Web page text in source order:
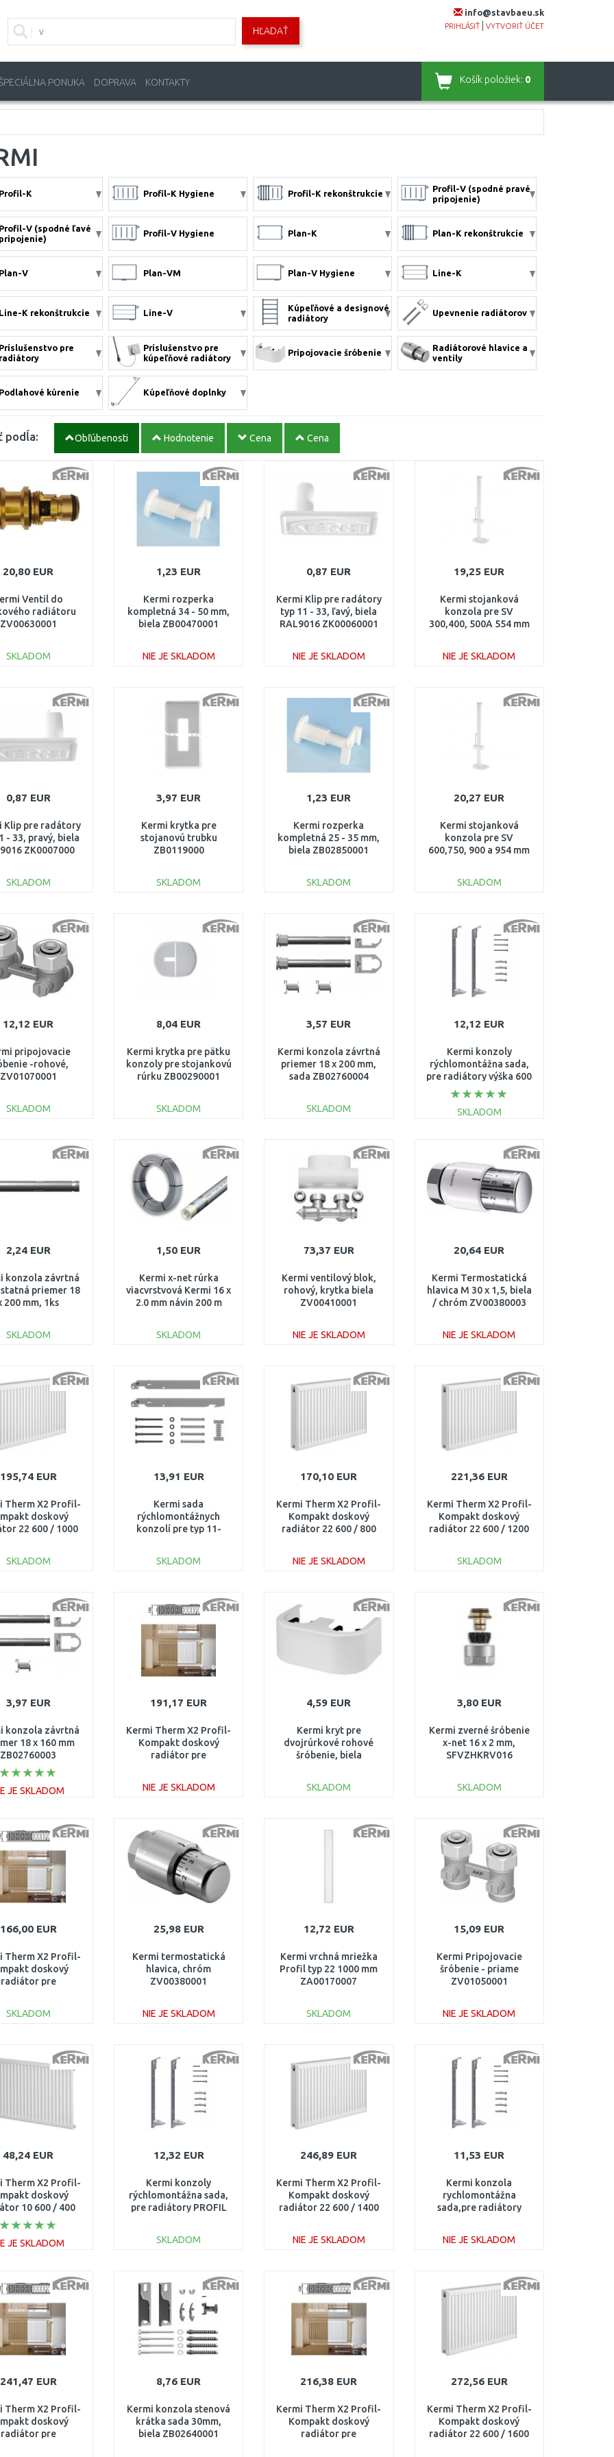
info@stavbaeu.sk
PRIHLÁSIŤ VYTVORIŤ ÚČET
HĽADAŤ
ŠPECIÁLNA PONUKA DOPRAVA KONTAKTY Košík položiek: 0
Profil-K Profil-K Hygiene Profil-K rekonštrukcie
Profil-V (spodné pravé
pripojenie)
Profil-V (spodné ľavé
pripojenie)
Profil-V Hygiene Plan-K Plan-K rekonštrukcie
Plan-V Plan-VM Plan-V Hygiene Line-K
Line-K rekonštrukcie Line-V
Kúpeľňové a designové
radiátory
Upevnenie radiátorov
Príslušenstvo pre
radiátory
Príslušenstvo pre
kúpeľňové radiátory
Pripojovacie šróbenie
Radiátorové hlavice a
ventily
Podlahové kúrenie Kúpeľňové doplnky
podĺa: Obľúbenosti Hodnotenie Cena Cena
20,80 EUR
Ventil do
radiátoru
ZV00630001
SKLADOM
Porovnať
1,23 EUR
Kermi rozperka
kompletná 34 - 50 mm,
biela ZB00470001
NIE JE SKLADOM
0,87 EUR
Kermi Klip pre radátory
typ 11 - 33, ľavý, biela
RAL9016 ZK00060001
NIE JE SKLADOM
Porovnať
19,25 EUR
Kermi stojanková
konzola pre SV
300,400, 500A 554 mm
NIE JE SKLADOM
0,87 EUR
Klip pre radátory
- 33, pravý, biela
ZK0007000
SKLADOM
Porovnať
3,97 EUR
Kermi krytka pre
stojanovú trubku
ZB0119000
SKLADOM
1,23 EUR
Kermi rozperka
kompletná 25 - 35 mm,
biela ZB02850001
SKLADOM
Porovnať
20,27 EUR
Kermi stojanková
konzola pre SV
600,750, 900 a 954 mm
SKLADOM
Porovnať
12,12 EUR
pripojovacie
-rohové,
ZV01070001
SKLADOM
8,04 EUR
Kermi krytka pre pätku
konzoly pre stojankovú
rúrku ZB00290001
SKLADOM
Porovnať
3,57 EUR
Kermi konzola závrtná
priemer 18 x 200 mm,
sada ZB02760004
SKLADOM
12,12 EUR
Kermi konzoly
rýchlomontážna sada,
pre radiátory výška 600
mm Typ 12, 22
ZB02970005
SKLADOM
Porovnať
2,24 EUR
konzola závrtná
priemer 18
200 mm, 1ks
SKLADOM
Porovnať
1,50 EUR
Kermi x-net rúrka
viacvrstvová Kermi 16 x
2.0 mm návin 200 m
SKLADOM
Porovnať
73,37 EUR
Kermi ventilový blok,
rohový, krytka biela
ZV00410001
NIE JE SKLADOM
Porovnať
20,64 EUR
Kermi Termostatická
hlavica M 30 x 1,5, biela
/ chróm ZV00380003
NIE JE SKLADOM
Porovnať
195,74 EUR
Therm X2 Profil-
doskový
22 600 / 1000
SKLADOM
Porovnať
13,91 EUR
Kermi sada
rýchlomontážnych
konzolí pre typ 11-
SKLADOM
Porovnať
170,10 EUR
Kermi Therm X2 Profil-
Kompakt doskový
radiátor 22 600 / 800
NIE JE SKLADOM
Porovnať
221,36 EUR
Kermi Therm X2 Profil-
Kompakt doskový
radiátor 22 600 / 1200
SKLADOM
Porovnať
3,97 EUR
konzola závrtná
18 x 160 mm
ZB02760003
JE SKLADOM
Porovnať
191,17 EUR
Kermi Therm X2 Profil-
Kompakt doskový
radiátor pre
NIE JE SKLADOM
Porovnať
4,59 EUR
Kermi kryt pre
dvojrúrkové rohové
šróbenie, biela
SKLADOM
3,80 EUR
Kermi zverné šróbenie
x-net 16 x 2 mm,
SFVZHKRV016
SKLADOM
Porovnať
166,00 EUR
Therm X2 Profil-
doskový
radiátor pre
SKLADOM
Porovnať
25,98 EUR
Kermi termostatická
hlavica, chróm
ZV00380001
NIE JE SKLADOM
Porovnať
12,72 EUR
Kermi vrchná mriežka
Profil typ 22 1000 mm
ZA00170007
SKLADOM
Porovnať
15,09 EUR
Kermi Pripojovacie
šróbenie - priame
ZV01050001
NIE JE SKLADOM
Porovnať
48,24 EUR
Therm X2 Profil-
doskový
10 600 / 400
FK0100604
JE SKLADOM
Porovnať
12,32 EUR
Kermi konzoly
rýchlomontážna sada,
pre radiátory PROFIL
SKLADOM
Porovnať
246,89 EUR
Kermi Therm X2 Profil-
Kompakt doskový
radiátor 22 600 / 1400
NIE JE SKLADOM
Porovnať
11,53 EUR
Kermi konzola
rychlomontážna
sada,pre radiátory
NIE JE SKLADOM
Porovnať
241,47 EUR
Therm X2 Profil-
doskový
radiátor pre
8,76 EUR
Kermi konzola stenová
krátka sada 30mm,
biela ZB02640001
216,38 EUR
Kermi Therm X2 Profil-
Kompakt doskový
radiátor pre
272,56 EUR
Kermi Therm X2 Profil-
Kompakt doskový
radiátor 22 600 / 1600